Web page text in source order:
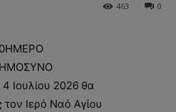
0
463
Ιουλίου 2026 θα
τον Ιερό Ναό Αγίου